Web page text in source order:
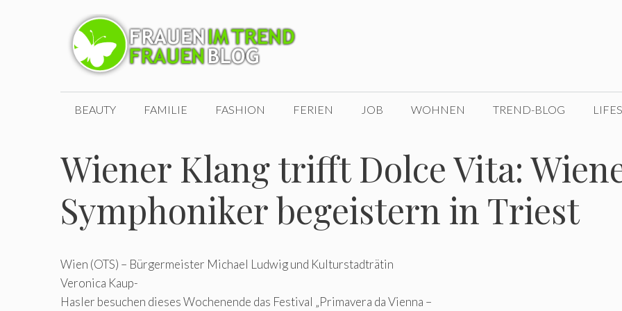
BEAUTY FAMILIE FASHION FERIEN JOB WOHNEN TREND-BLOG
Wiener Klang trifft Dolce Vita:
Symphoniker begeistern in Triest
Wien (OTS) – Bürgermeister Michael Ludwig und Kulturstadträtin
Veronica Kaup-
Hasler besuchen dieses Wochenende das Festival „Primavera da Vienna –